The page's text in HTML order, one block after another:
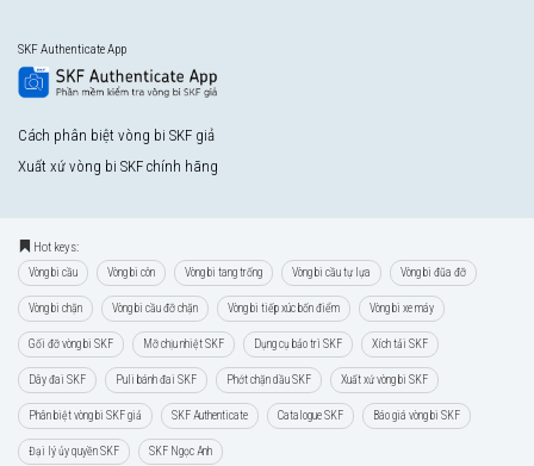
SKF Authenticate App
Cách phân biệt vòng bi SKF giả
Xuất xứ vòng bi SKF chính hãng
Hot keys:
Vòng bi cầu Vòng bi côn Vòng bi tang trống Vòng bi cầu tự lựa Vòng bi đũa đỡ
Vòng bi chặn Vòng bi cầu đỡ chặn Vòng bi tiếp xúc bốn điểm Vòng bi xe máy
Gối đỡ vòng bi SKF Mỡ chịu nhiệt SKF Dụng cụ bảo trì SKF Xích tải SKF
Dây đai SKF Puli bánh đai SKF Phớt chặn dầu SKF Xuất xứ vòng bi SKF
Phân biệt vòng bi SKF giả SKF Authenticate Catalogue SKF Báo giá vòng bi SKF
Đại lý ủy quyền SKF SKF Ngọc Anh